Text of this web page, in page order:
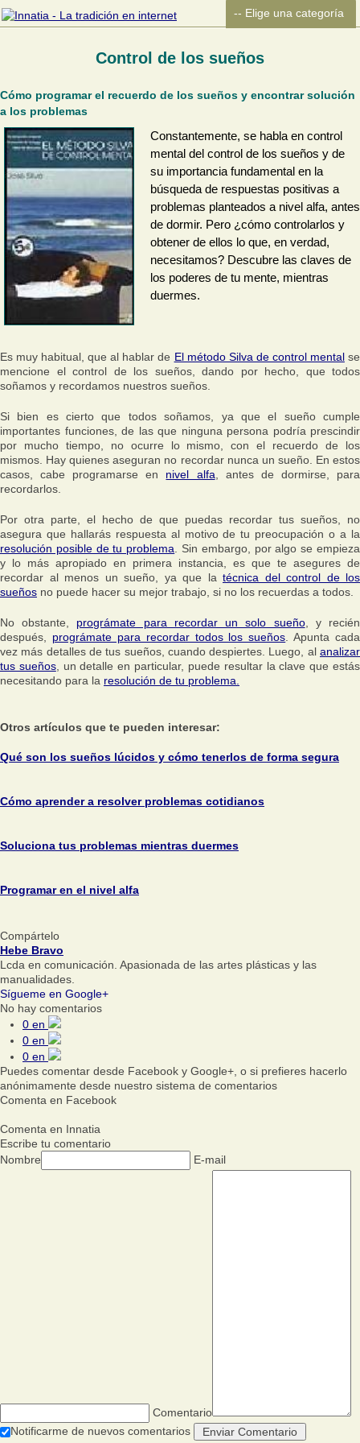
Control de los sueños
Cómo programar el recuerdo de los sueños y encontrar solución
a los problemas
Constantemente, se habla en control
mental del control de los sueños y de
su importancia fundamental en la
búsqueda de respuestas positivas a
problemas planteados a nivel alfa, antes
de dormir. Pero ¿cómo controlarlos y
obtener de ellos lo que, en verdad,
necesitamos? Descubre las claves de
los poderes de tu mente, mientras
duermes.
Es muy habitual, que al hablar de El método Silva de control mentalse
mencione el control de los sueños, dando por hecho, que todos
soñamos y recordamos nuestros sueños.
Si bien es cierto que todos soñamos, ya que el sueño cumple
importantes funciones, de las que ninguna persona podría prescindir
por mucho tiempo, no ocurre lo mismo, con el recuerdo de los
mismos. Hay quienes aseguran no recordar nunca un sueño. En estos
casos, cabe programarse en nivel alfa , antes de dormirse, para
recordarlos.
Por otra parte, el hecho de que puedas recordar tus sueños, no
asegura que hallarás respuesta al motivo de tu preocupación o a la
resolución posible de tu problema . Sin embargo, por algo se empieza
y lo más apropiado en primera instancia, es que te asegures de
recordar al menos un sueño, ya que la técnica del control de los
sueños no puede hacer su mejor trabajo, si no los recuerdas a todos.
No obstante, prográmate para recordar un solo sueño, y recién
después, prográmate para recordar todos los sueños . Apunta cada
vez más detalles de tus sueños, cuando despiertes. Luego, al analizar
tus sueños, un detalle en particular, puede resultar la clave que estás
necesitando para la resolución de tu problema.
Otros artículos que te pueden interesar:
Qué son los sueños lúcidos y cómo tenerlos de forma segura
Cómo aprender a resolver problemas cotidianos
Soluciona tus problemas mientras duermes
Programar en el nivel alfa
Compártelo
Hebe Bravo
Lcda en comunicación. Apasionada de las artes plásticas y las
manualidades.
Sígueme en Google+
No hay comentarios
0 en
0 en
0 en
Puedes comentar desde Facebook y Google+, o si prefieres hacerlo
anónimamente desde nuestro sistema de comentarios
Comenta en Facebook
Comenta en Innatia
Escribe tu comentario
Nombre
E-mail
Comentario
Notificarme de nuevos comentarios